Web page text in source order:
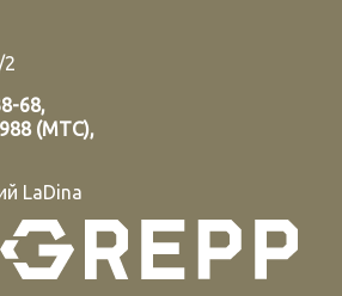
2
68,
(МТС),
LaDina